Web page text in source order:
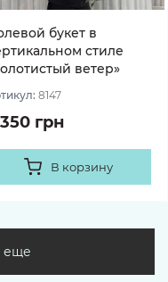
букет в
стиле
ветер»
8147
грн
В корзину
еще